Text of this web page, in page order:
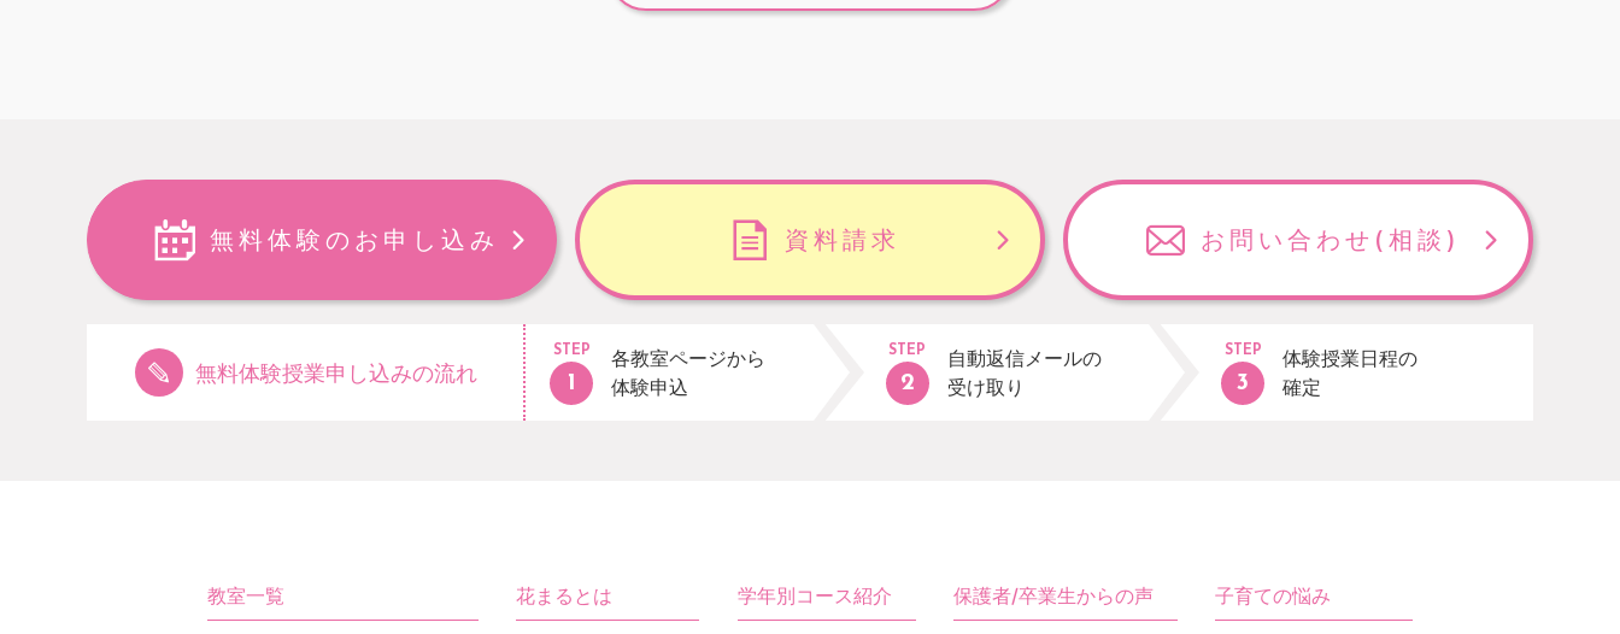
無料体験のお申し込み 資料請求 お問い合わせ (相談)
無料体験授業申し込みの流れ
STEP
各教室ページから
体験申込
STEP
自動返信メールの
受け取り
STEP
体験授業日程の
確定
教室一覧 花まるとは 学年別コース紹介 保護者/卒業生からの声 子育ての悩み